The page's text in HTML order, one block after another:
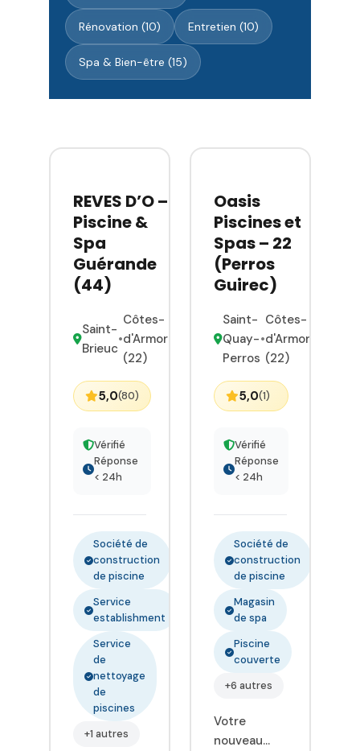
Rénovation (10) Entretien (10)
Spa & Bien-être (15)
REVES D’O –
Piscine &
Spa
Guérande
(44)
Saint-
Brieuc
•
Côtes-
d'Armor
(22)
5,0(80)
Vérifié
Réponse
< 24h
Société de
construction
de piscine
Service
establishment
Service
de
nettoyage
de
piscines
+1 autres
Oasis
Piscines et
Spas – 22
(Perros
Guirec)
Saint-
Quay-
Perros
•
Côtes-
d'Armor
(22)
5,0(1)
Vérifié
Réponse
< 24h
Société de
construction
de piscine
Magasin
de spa
Piscine
couverte
+6 autres
Votre
nouveau